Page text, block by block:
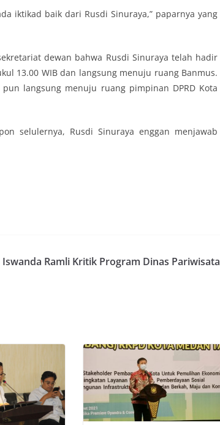
iktikad baik dari Rusdi Sinuraya,” paparnya yang
dewan bahwa Rusdi Sinuraya telah hadir
13.00 WIB dan langsung menuju ruang Banmus.
langsung menuju ruang pimpinan DPRD Kota
selulernya, Rusdi Sinuraya enggan menjawab
Iswanda Ramli Kritik Program Dinas Pariwisata